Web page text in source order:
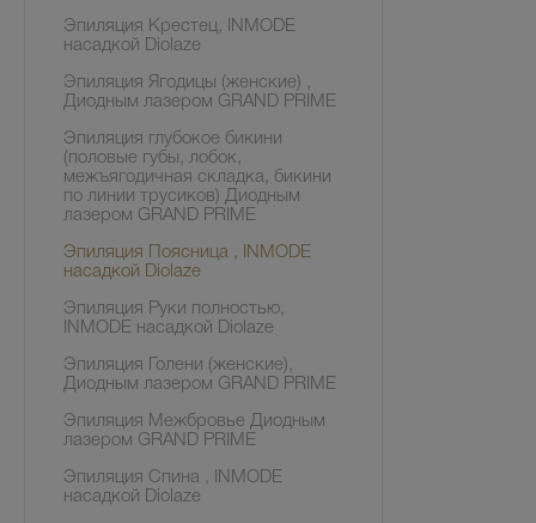
Эпиляция Крестец, INMODE
насадкой Diolaze
Эпиляция Ягодицы (женские) ,
Диодным лазером GRAND PRIME
Эпиляция глубокое бикини
(половые губы, лобок,
межъягодичная складка, бикини
по линии трусиков) Диодным
лазером GRAND PRIME
Эпиляция Поясница , INMODE
насадкой Diolaze
Эпиляция Руки полностью,
INMODE насадкой Diolaze
Эпиляция Голени (женские),
Диодным лазером GRAND PRIME
Эпиляция Межбровье Диодным
лазером GRAND PRIME
Эпиляция Спина , INMODE
насадкой Diolaze